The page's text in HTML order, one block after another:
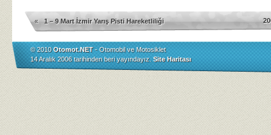
« 1 – 9 Mart İzmir Yarış Pisti Hareketliliği
© 2010Otomot.NET- Otomobil ve Motosiklet
14 Aralık 2006 tarihinden beri yayındayız. Site Haritası